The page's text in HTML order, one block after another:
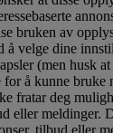
bruken av
å velge dine
(men husk
for å kunne bruke
fratar deg
eller meldinger.
tilbud eller